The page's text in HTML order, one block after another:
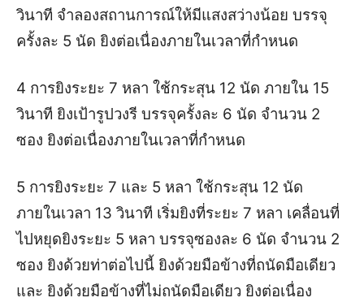
วินาที จำลองสถานการณ์ให้มีแสงสว่างน้อย บรรจุ
ครั้งละ 5 นัด ยิงต่อเนื่องภายในเวลาที่กำหนด
4 การยิงระยะ 7 หลา ใช้กระสุน 12 นัด ภายใน 15
วินาที ยิงเป้ารูปวงรี บรรจุครั้งละ 6 นัด จำนวน 2
ซอง ยิงต่อเนื่องภายในเวลาที่กำหนด
5 การยิงระยะ 7 และ 5 หลา ใช้กระสุน 12 นัด
ภายในเวลา 13 วินาที เริ่มยิงที่ระยะ 7 หลา เคลื่อนที่
ไปหยุดยิงระยะ 5 หลา บรรจุซองละ 6 นัด จำนวน 2
ซอง ยิงด้วยท่าต่อไปนี้ ยิงด้วยมือข้างที่ถนัดมือเดียว
และ ยิงด้วยมือข้างที่ไม่ถนัดมือเดียว ยิงต่อเนื่อง